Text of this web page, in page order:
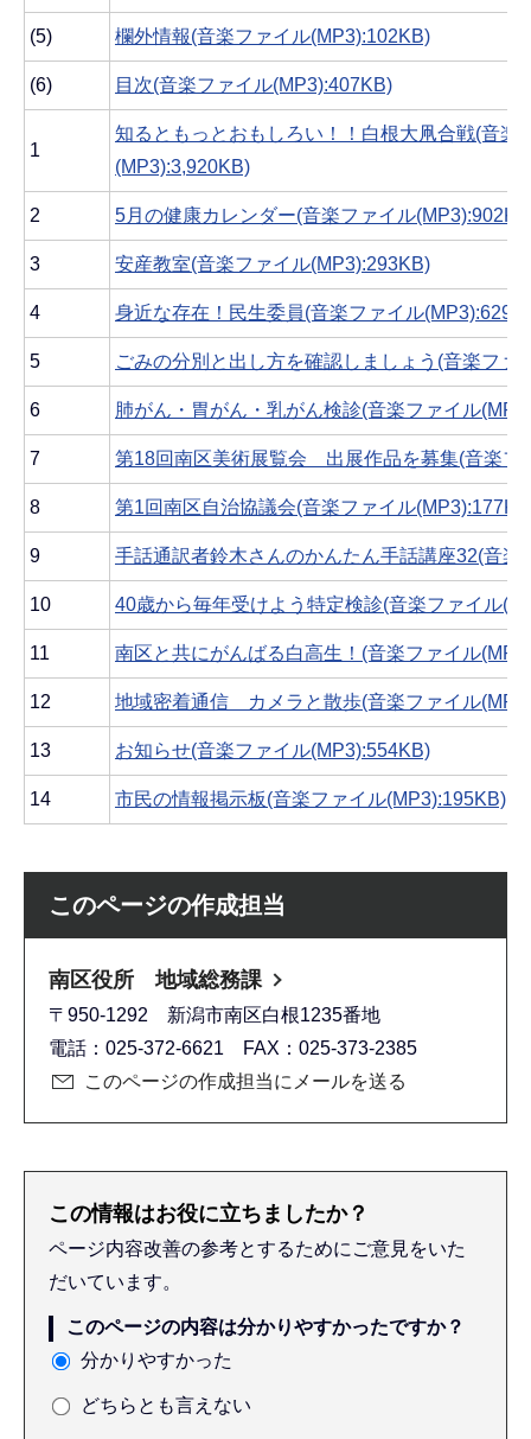
(5) 欄外情報(音楽ファイル(MP3):102KB)
(6) 目次(音楽ファイル(MP3):407KB)
1
知るともっとおもしろい！！白根大凧合戦(音楽
(MP3):3,920KB)
2 5月の健康カレンダー(音楽ファイル
3 安産教室(音楽ファイル(MP3):293KB)
4 身近な存在！民生委員(音楽ファイル
5 ごみの分別と出し方を確認しましょう(音楽ファ
6 肺がん・胃がん・乳がん検診(音楽ファイル
7 第18回南区美術展覧会 出展作品を募集(音楽フ
8 第1回南区自治協議会(音楽ファイル
9 手話通訳者鈴木さんのかんたん手話講座32(音楽
10 40歳から毎年受けよう特定検診(音楽ファイル
11 南区と共にがんばる白高生！(音楽ファイル
12 地域密着通信 カメラと散歩(音楽ファイル
13 お知らせ(音楽ファイル(MP3):554KB)
14 市民の情報掲示板(音楽ファイル(MP3):195KB)
このページの作成担当
南区役所 地域総務課
〒950-1292 新潟市南区白根1235番地
電話：025-372-6621 FAX：025-373-2385
このページの作成担当にメールを送る
この情報はお役に立ちましたか？
ページ内容改善の参考とするためにご意見をいた
だいています。
このページの内容は分かりやすかったですか？
分かりやすかった
どちらとも言えない